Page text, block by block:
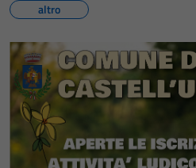
altro